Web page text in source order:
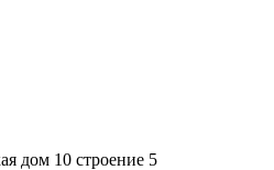
дом 10 cтроение 5